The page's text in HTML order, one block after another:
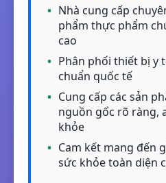
Nhà cung cấp
phẩm thực phẩm
cao
Phân phối thiết bị y
chuẩn quốc tế
Cung cấp các sản
nguồn gốc rõ ràng,
khỏe
Cam kết mang đến
sức khỏe toàn diện